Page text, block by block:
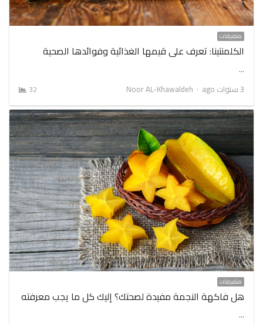
متفرقات
الكلمنتينا: تعرف على قيمها الغذائية وفوائدها الصحية
…
3 سنوات ago
Author
Noor AL-Khawaldeh
32
متفرقات
هل فاكهة النجمة مفيدة لصحتك؟ إليك كل ما يجب معرفته
…